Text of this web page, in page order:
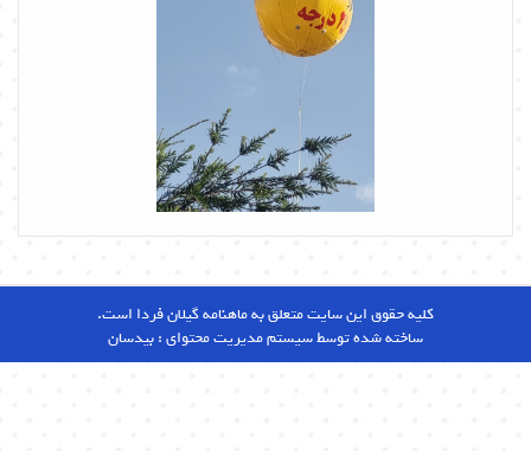
کلیه حقوق این سایت متعلق به ماهنامه گیلان فردا است.
ساخته شده توسط سیستم مدیریت محتوای :بیدسان